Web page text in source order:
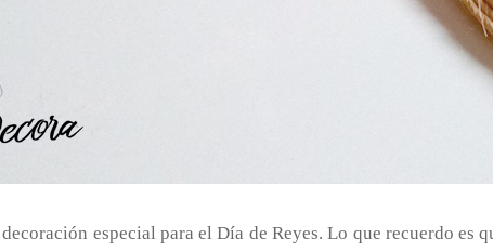
especial para el Día de Reyes. Lo que recuerdo es